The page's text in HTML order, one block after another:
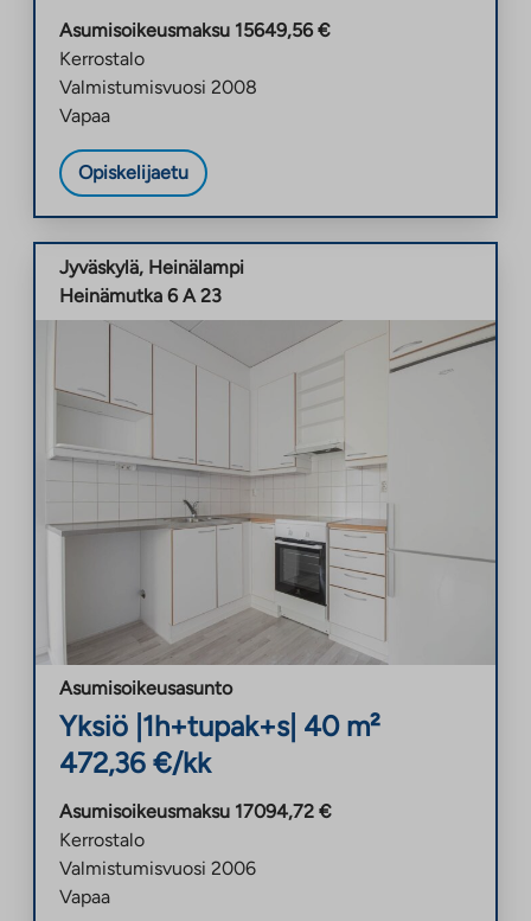
Asumisoikeusmaksu 15649,56 €
Kerrostalo
Valmistumisvuosi 2008
Vapaa
Opiskelijaetu
Jyväskylä, Heinälampi
Heinämutka 6 A 23
Asumisoikeusasunto
Yksiö 1h+tupak+s| 40 m²
472,36 €/kk
Asumisoikeusmaksu 17094,72 €
Kerrostalo
Valmistumisvuosi 2006
Vapaa